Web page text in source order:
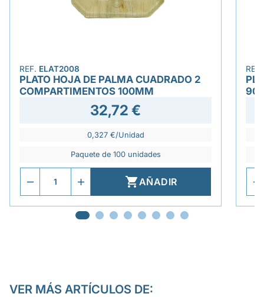
REF. ELAT2008
PLATO HOJA DE PALMA CUADRADO 2
COMPARTIMENTOS 100MM
32,72 €
0,327 €/Unidad
Paquete de 100 unidades
AÑADIR
VER MÁS ARTÍCULOS DE: